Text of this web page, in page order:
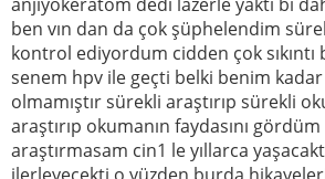
ben vın dan da çok şüphelendim
kontrol ediyordum cidden çok sıkıntı
senem hpv ile geçti belki benim
olmamıştır sürekli araştırıp sürekli
araştırıp okumanın faydasını
araştırmasam cin1 le yıllarca